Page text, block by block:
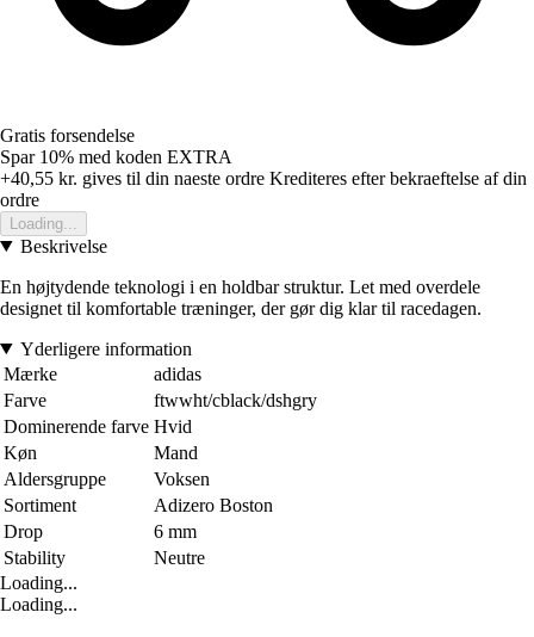
Gratis forsendelse
Spar 10% med koden EXTRA
+40,55 kr. gives til din naeste ordre Krediteres efter bekraeftelse af din
ordre
Loading...
Beskrivelse
En højtydende teknologi i en holdbar struktur. Let med overdele
designet til komfortable træninger, der gør dig klar til racedagen.
Yderligere information
Mærke
adidas
Farve
ftwwht/cblack/dshgry
Dominerende farve Hvid
Køn
Mand
Aldersgruppe
Voksen
Sortiment
Adizero Boston
Drop
6 mm
Stability
Neutre
Loading...
Loading...